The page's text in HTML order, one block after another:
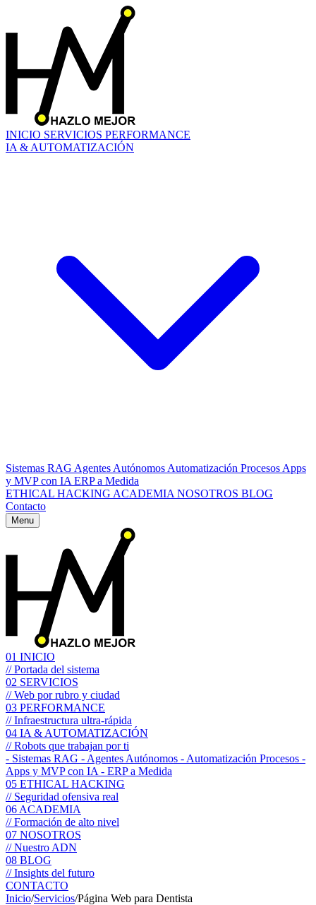
INICIO SERVICIOS PERFORMANCE
IA & AUTOMATIZACIÓN
Sistemas RAG Agentes Autónomos Automatización Procesos Apps
y MVP con IA ERP a Medida
ETHICAL HACKING ACADEMIA NOSOTROS BLOG
Contacto
Menu
01 INICIO
// Portada del sistema
02 SERVICIOS
// Web por rubro y ciudad
03 PERFORMANCE
// Infraestructura ultra-rápida
04 IA & AUTOMATIZACIÓN
// Robots que trabajan por ti
- Sistemas RAG - Agentes Autónomos - Automatización Procesos -
Apps y MVP con IA - ERP a Medida
05 ETHICAL HACKING
// Seguridad ofensiva real
06 ACADEMIA
// Formación de alto nivel
07 NOSOTROS
// Nuestro ADN
08 BLOG
// Insights del futuro
CONTACTO
Inicio/Servicios/Página Web para Dentista